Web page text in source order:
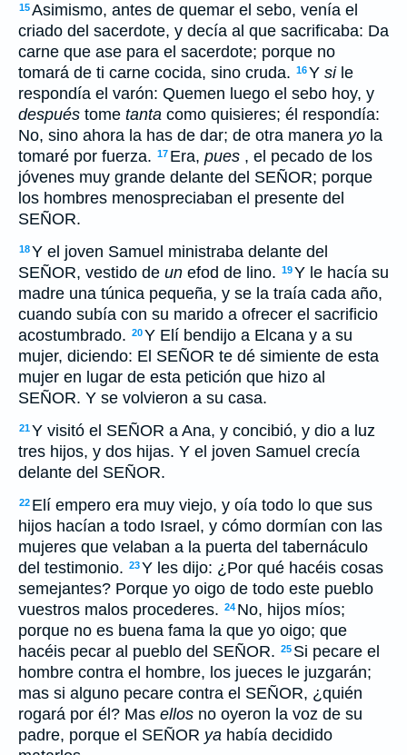
15Asimismo, antes de quemar el sebo, venía el
criado del sacerdote, y decía al que sacrificaba: Da
carne que ase para el sacerdote; porque no
tomará de ti carne cocida, sino cruda. 16Y sile
respondía el varón: Quemen luego el sebo hoy, y
después tome tanta como quisieres; él respondía:
No, sino ahora la has de dar; de otra manera yo la
tomaré por fuerza. 17 Era, pues , el pecado de los
jóvenes muy grande delante del SEÑOR; porque
los hombres menospreciaban el presente del
SEÑOR.
18Y el joven Samuel ministraba delante del
SEÑOR, vestido de un efod de lino. 19Y le hacía su
madre una túnica pequeña, y se la traía cada año,
cuando subía con su marido a ofrecer el sacrificio
acostumbrado. 20Y Elí bendijo a Elcana y a su
mujer, diciendo: El SEÑOR te dé simiente de esta
mujer en lugar de esta petición que hizo al
SEÑOR. Y se volvieron a su casa.
21Y visitó el SEÑOR a Ana, y concibió, y dio a luz
tres hijos, y dos hijas. Y el joven Samuel crecía
delante del SEÑOR.
22 Elí empero era muy viejo, y oía todo lo que sus
hijos hacían a todo Israel, y cómo dormían con las
mujeres que velaban a la puerta del tabernáculo
del testimonio. 23Y les dijo: ¿Por qué hacéis cosas
semejantes? Porque yo oigo de todo este pueblo
vuestros malos procederes. 24 No, hijos míos;
porque no es buena fama la que yo oigo; que
hacéis pecar al pueblo del SEÑOR. 25 Si pecare el
hombre contra el hombre, los jueces le juzgarán;
mas si alguno pecare contra el SEÑOR, ¿quién
rogará por él? Mas ellos no oyeron la voz de su
padre, porque el SEÑOR ya había decidido